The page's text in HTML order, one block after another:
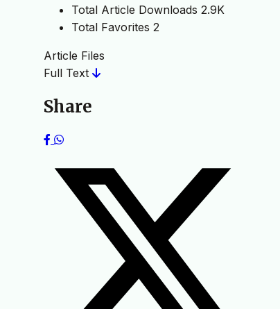
Total Article Downloads 2.9K
Total Favorites 2
Article Files
Full Text
Share